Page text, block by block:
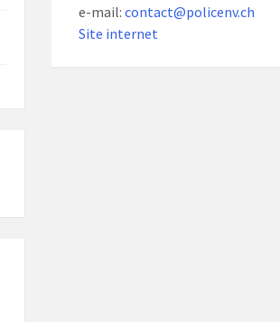
e-mail: contact@policenv.ch
Site internet